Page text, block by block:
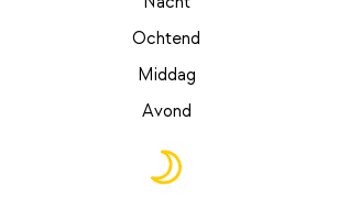
Ochtend
Middag
Avond